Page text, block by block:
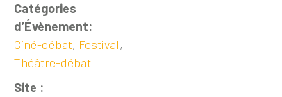
Catégories
d’Évènement:
Ciné-débat, Festival,
Théâtre-débat
Site :